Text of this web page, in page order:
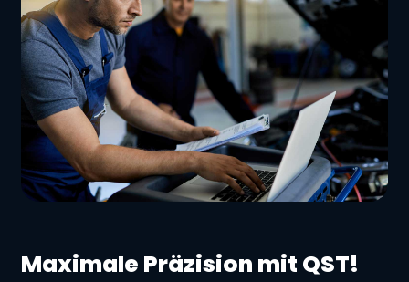
Maximale Präzision mit QST!